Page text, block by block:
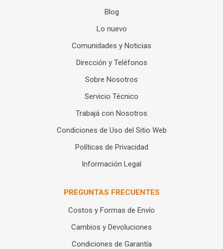
Blog
Lo nuevo
Comunidades y Noticias
Dirección y Teléfonos
Sobre Nosotros
Servicio Técnico
Trabajá con Nosotros
Condiciones de Uso del Sitio Web
Políticas de Privacidad
Información Legal
PREGUNTAS FRECUENTES
Costos y Formas de Envío
Cambios y Devoluciones
Condiciones de Garantía